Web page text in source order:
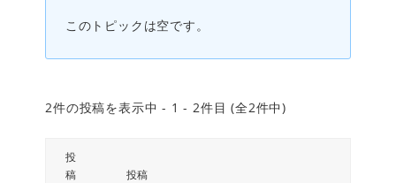
このトピックは空です。
2件の投稿を表示中 - 1 - 2件目 (全2件中)
投
稿
投稿